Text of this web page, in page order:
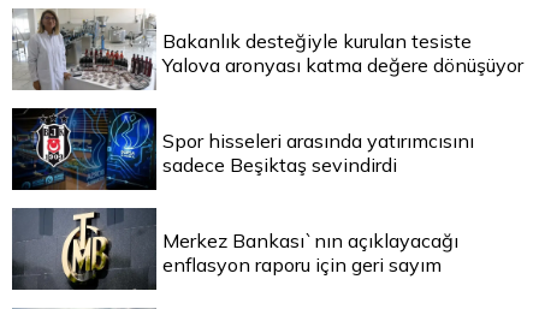
Bakanlık desteğiyle kurulan tesiste
Yalova aronyası katma değere dönüşüyor
Spor hisseleri arasında yatırımcısını
sadece Beşiktaş sevindirdi
Merkez Bankası`nın açıklayacağı
enflasyon raporu için geri sayım